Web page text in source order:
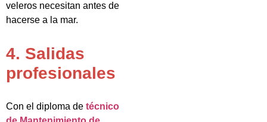
veleros necesitan antes de
hacerse a la mar.
4. Salidas
profesionales
Con el diploma de técnico